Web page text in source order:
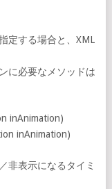
定する場合と、XML
に必要なメソッドは
inAnimation)
inAnimation)
非表示になるタイミ